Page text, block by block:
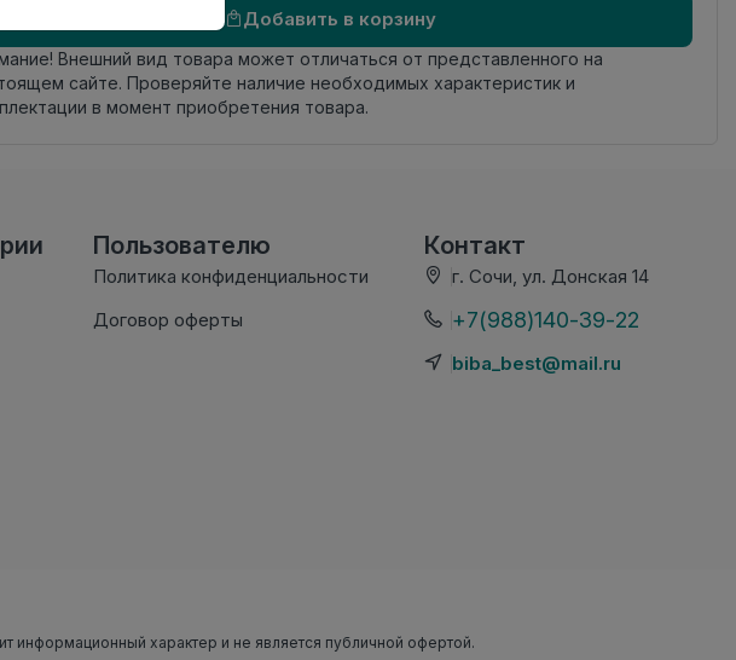
Добавить в корзину
Внешний вид товара может отличаться от представленного на
сайте. Проверяйте наличие необходимых характеристик и
в момент приобретения товара.
Пользователю
Политика конфиденциальности
Договор оферты
Контакт
г. Сочи, ул. Донская 14
+7(988)140-39-22
biba_best@mail.ru
информационный характер и не является публичной офертой.